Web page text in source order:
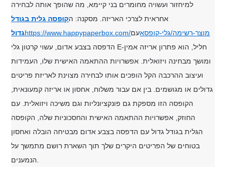
למיחזור ועשויה מחומרים בני קיימא, מה שהופך אותה לבחירה
אחראית לצרכי האריזה. מסקנה: הקופסה גלית בגודל
גדול
https://www.happypaperbox.com/מוצר-רשימה/גלי-קופסאעם
הדפסה בצבע אדום, עשוי קרטון גלי E-חליל, הוא פתרון אריזה אמין
ומושך מבחינה ויזואלית. אפשרויות ההתאמה האישית שלו, העמידות
ועיצוב ההרכבה הקל הופכים אותו לבחירה מצוינת לאריזת פריטים
גדולים או מגושמים. בין אם עבור משלוח, אחסון או אריזה קמעונאית,
הקופסה הזו מספקת גם פונקציונליות וגם משיכה ויזואלית. עם
החוזק, אפשרויות ההתאמה האישית והחסכוניות שלה, הקופסה
הגלית בגודל גדול עם הדפסה בצבע אדום מבטיחה הובלה ואחסון
בטוחים של הפריטים היקרים שלך תוך השארת רושם מתמשך על
הנמענים.